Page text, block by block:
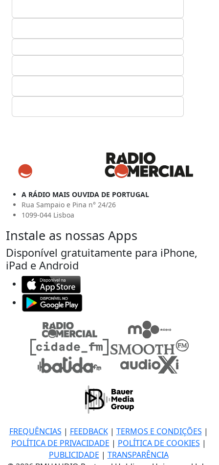
A RÁDIO MAIS OUVIDA DE PORTUGAL
Rua Sampaio e Pina n° 24/26
1099-044 Lisboa
Instale as nossas Apps
Disponível gratuitamente para iPhone,
iPad e Android
FREQUÊNCIAS | FEEDBACK| TERMOS E CONDIÇÕES |
POLÍTICA DE PRIVACIDADE | POLÍTICA DE COOKIES |
PUBLICIDADE | TRANSPARÊNCIA